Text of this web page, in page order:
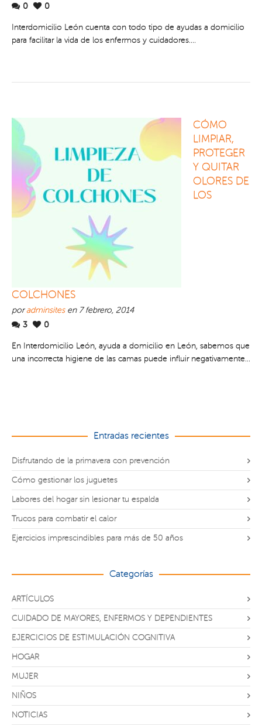
0
0
Interdomicilio León cuenta con todo tipo de ayudas a domicilio
para facilitar la vida de los enfermos y cuidadores....
CÓMO
LIMPIAR,
PROTEGER
Y QUITAR
OLORES DE
LOS
COLCHONES
poradminsitesen 7 febrero, 2014
3
0
En Interdomicilio León, ayuda a domicilio en León, sabemos que
una incorrecta higiene de las camas puede influir negativamente...
Entradas recientes
Disfrutando de la primavera con prevención
Cómo gestionar los juguetes
Labores del hogar sin lesionar tu espalda
Trucos para combatir el calor
Ejercicios imprescindibles para más de 50 años
Categorías
ARTÍCULOS
CUIDADO DE MAYORES, ENFERMOS Y DEPENDIENTES
EJERCICIOS DE ESTIMULACIÓN COGNITIVA
HOGAR
MUJER
NIÑOS
NOTICIAS